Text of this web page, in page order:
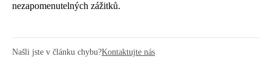
nezapomenutelných zážitků.
Našli jste v článku chybu?Kontaktujte nás